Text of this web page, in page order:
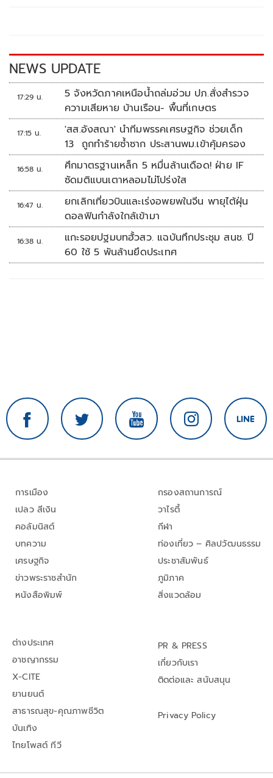
k k
NEWS UPDATE
17:29 น.
5 จังหวัดภาคเหนือน้ำถล่มอ่วม ปภ.สั่งสำรวจ
ความเสียหาย บ้านเรือน- พื้นที่เกษตร
17:15 น.
'สส.อังสณา' นำทีมพรรคเศรษฐกิจ ช่วยเด็ก
13 ถูกทำร้ายซ้ำซาก ประสานพม.เข้าคุ้มครอง
16:58 น.
ศึกมาตรฐานเหล็ก 5 หมื่นล้านเดือด! ฝ่าย IF
ซัดมติแบนเตาหลอมไม่โปร่งใส
16:47 น.
ยกเลิกเที่ยวบินและเร่งอพยพในจีน พายุไต้ฝุ่น
ดอลฟินกำลังใกล้เข้ามา
16:38 น.
แกะรอยปฐมบทฮั้วสว. แฉบันทึกประชุม สนช. ปี
60 ใช้ 5 พันล้านยึดประเทศ
การเมือง
เปลว สีเงิน
คอลัมนิสต์
บทความ
เศรษฐกิจ
ข่าวพระราชสำนัก
หนังสือพิมพ์
กรองสถานการณ์
วาไรตี้
กีฬา
ท่องเที่ยว – ศิลปวัฒนธรรม
ประชาสัมพันธ์
ภูมิภาค
สิ่งแวดล้อม
ต่างประเทศ
อาชญากรรม
X-CITE
ยานยนต์
สาธารณสุข-คุณภาพชีวิต
บันเทิง
ไทยโพสต์ ทีวี
PR & PRESS
เกี่ยวกับเรา
ติดต่อและ สนับสนุน
Privacy Policy